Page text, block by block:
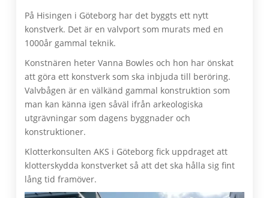
På Hisingen i Göteborg har det byggts ett nytt
konstverk. Det är en valvport som murats med en
1000år gammal teknik.
Konstnären heter Vanna Bowles och hon har önskat
att göra ett konstverk som ska inbjuda till beröring.
Valvbågen är en välkänd gammal konstruktion som
man kan känna igen såväl ifrån arkeologiska
utgrävningar som dagens byggnader och
konstruktioner.
Klotterkonsulten AKS i Göteborg fick uppdraget att
klotterskydda konstverket så att det ska hålla sig fint
lång tid framöver.